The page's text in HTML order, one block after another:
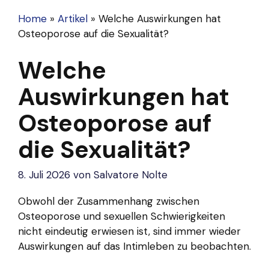
Home » Artikel » Welche Auswirkungen hat
Osteoporose auf die Sexualität?
Welche
Auswirkungen hat
Osteoporose auf
die Sexualität?
8. Juli 2026 von Salvatore Nolte
Obwohl der Zusammenhang zwischen
Osteoporose und sexuellen Schwierigkeiten
nicht eindeutig erwiesen ist, sind immer wieder
Auswirkungen auf das Intimleben zu beobachten.